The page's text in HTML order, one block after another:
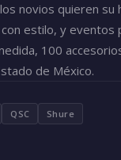
novios quieren
estilo, y eventos
100
de México.
QSC Shure